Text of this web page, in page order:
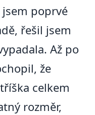
jsem poprvé
řešil jsem
Až po
že
celkem
rozměr,